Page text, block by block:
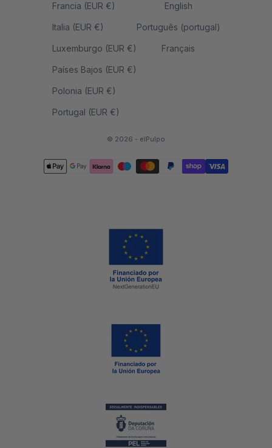
Francia (EUR €)
Italia (EUR €)
Luxemburgo (EUR €)
Países Bajos (EUR €)
Polonia (EUR €)
Portugal (EUR €)
English
Português (portugal)
Français
© 2026 - elPulpo